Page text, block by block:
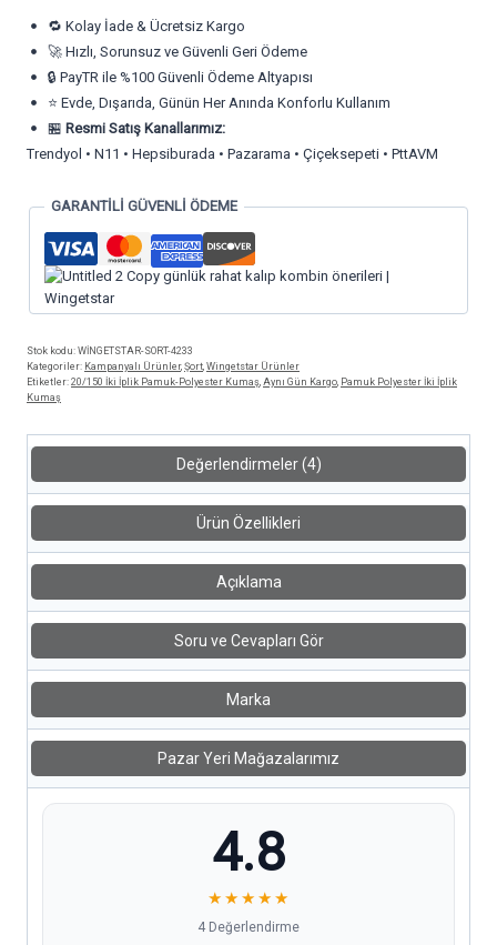
🔁 Kolay İade & Ücretsiz Kargo
🚀 Hızlı, Sorunsuz ve Güvenli Geri Ödeme
🔒 PayTR ile %100 Güvenli Ödeme Altyapısı
⭐ Evde, Dışarıda, Günün Her Anında Konforlu Kullanım
🏪 Resmi Satış Kanallarımız:
Trendyol • N11 • Hepsiburada • Pazarama • Çiçeksepeti • PttAVM
GARANTİLİ GÜVENLİ ÖDEME
Stok kodu: WİNGETSTAR-SORT-4233
Kategoriler: Kampanyalı Ürünler, Şort, Wingetstar Ürünler
Etiketler: 20/150 İki İplik Pamuk-Polyester Kumaş, Aynı Gün Kargo, Pamuk Polyester İki İplik
Kumaş
Değerlendirmeler (4)
Ürün Özellikleri
Açıklama
Soru ve Cevapları Gör
Marka
Pazar Yeri Mağazalarımız
4.8
★ ★ ★ ★ ★
4 Değerlendirme